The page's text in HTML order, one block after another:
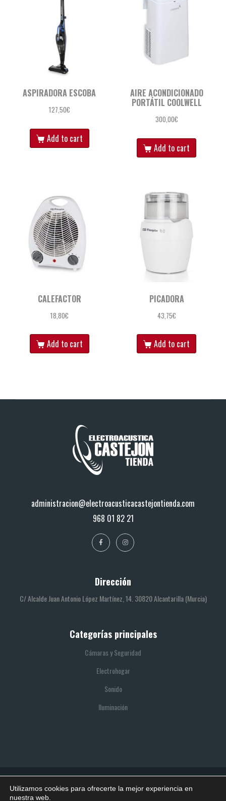
ASPIRADORA ESCOBA
127,50€
Add to cart
AIRE ACONDICIONADO
PORTÁTIL COOLWELL
300,00€
Add to cart
CALEFACTOR
18,80€
Add to cart
PICADORA
43,75€
Add to cart
administracion@electroacusticacastejontienda.com
968 01 82 21
Dirección
C/ Alcalde Juan Antonio López Martínez, 14. 30820 Alcantarilla (Murcia)
Categorías principales
Cámaras y Seguridad
Electrohogar
Sonido
Iluminación
© 2021 SITIO REALIZADO POR BOOTIK
Utilizamos cookies para ofrecerte la mejor experiencia en
nuestra web.